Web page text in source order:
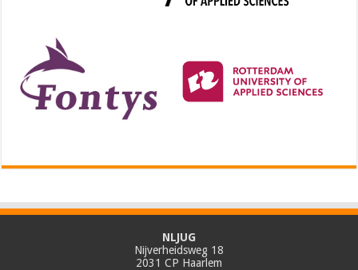
NLJUG
Nijverheidsweg 18
2031 CP Haarlem